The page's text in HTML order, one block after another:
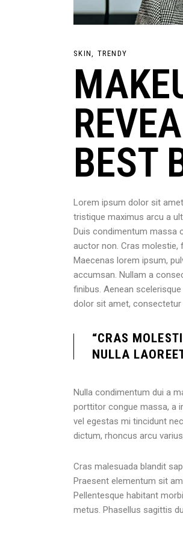
SKIN TRENDY
BEST
Lorem ipsum dolor sit
tristique maximus arcu a
Duis condimentum massa
auctor non. Cras molestie,
Maecenas lorem ipsum,
accumsan. Nullam a
finibus. Aenean
dolor sit amet, consectetur
“CRAS
NULLA
Nulla condimentum dui a
porttitor congue massa, a
vel egestas mi tincidunt
dictum, rhoncus arcu
Cras malesuada blandit
Praesent elementum sit
Pellentesque habitant
metus. Phasellus sagittis